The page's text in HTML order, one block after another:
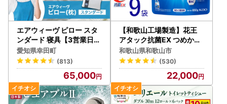
エアウィーヴ ピロー スタ
ンダード 寝具【3営業日以
内発送】ｴｱｳｨｰｳﾞ 枕
愛知県幸田町
(813)
65,000
【和歌山工場製造】花王
アタック抗菌EX つめかえ
用 850g×9袋【ご家庭用
】【KAO66】
和歌山県和歌山市
(530)
22,000